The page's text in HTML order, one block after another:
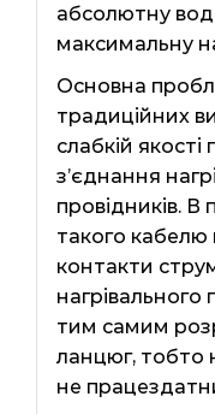
абсолютну
максимальну
Основна
традиційних
слабкій якості
з’єднання
провідників. В
такого кабелю
контакти
тим самим
ланцюг, тобто
не